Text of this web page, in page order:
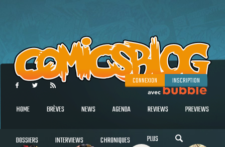
CONNEXION INSCRIPTION
HOME BRÈVES NEWS AGENDA REVIEWS PREVIEWS
DOSSIERS INTERVIEWS CHRONIQUES PLUS